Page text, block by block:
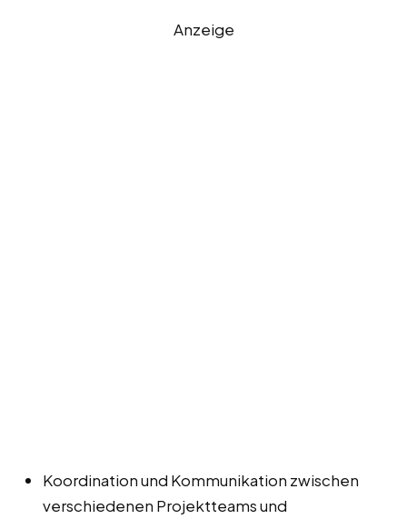
Anzeige
Koordination und Kommunikation zwischen
verschiedenen Projektteams und